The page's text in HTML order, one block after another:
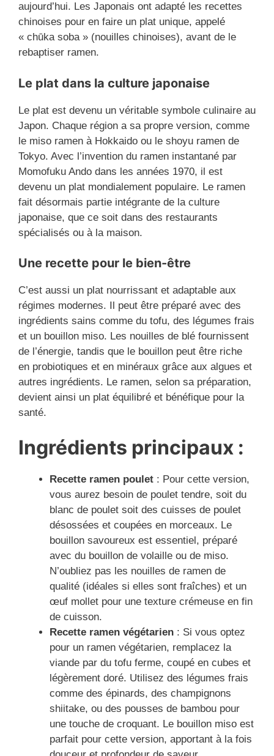
aujourd’hui. Les Japonais ont adapté les recettes
chinoises pour en faire un plat unique, appelé
« chūka soba » (nouilles chinoises), avant de le
rebaptiser ramen.
Le plat dans la culture japonaise
Le plat est devenu un véritable symbole culinaire au
Japon. Chaque région a sa propre version, comme
le miso ramen à Hokkaido ou le shoyu ramen de
Tokyo. Avec l’invention du ramen instantané par
Momofuku Ando dans les années 1970, il est
devenu un plat mondialement populaire. Le ramen
fait désormais partie intégrante de la culture
japonaise, que ce soit dans des restaurants
spécialisés ou à la maison.
Une recette pour le bien-être
C’est aussi un plat nourrissant et adaptable aux
régimes modernes. Il peut être préparé avec des
ingrédients sains comme du tofu, des légumes frais
et un bouillon miso. Les nouilles de blé fournissent
de l’énergie, tandis que le bouillon peut être riche
en probiotiques et en minéraux grâce aux algues et
autres ingrédients. Le ramen, selon sa préparation,
devient ainsi un plat équilibré et bénéfique pour la
santé.
Ingrédients principaux :
Recette ramen poulet : Pour cette version,
vous aurez besoin de poulet tendre, soit du
blanc de poulet soit des cuisses de poulet
désossées et coupées en morceaux. Le
bouillon savoureux est essentiel, préparé
avec du bouillon de volaille ou de miso.
N’oubliez pas les nouilles de ramen de
qualité (idéales si elles sont fraîches) et un
œuf mollet pour une texture crémeuse en fin
de cuisson.
Recette ramen végétarien : Si vous optez
pour un ramen végétarien, remplacez la
viande par du tofu ferme, coupé en cubes et
légèrement doré. Utilisez des légumes frais
comme des épinards, des champignons
shiitake, ou des pousses de bambou pour
une touche de croquant. Le bouillon miso est
parfait pour cette version, apportant à la fois